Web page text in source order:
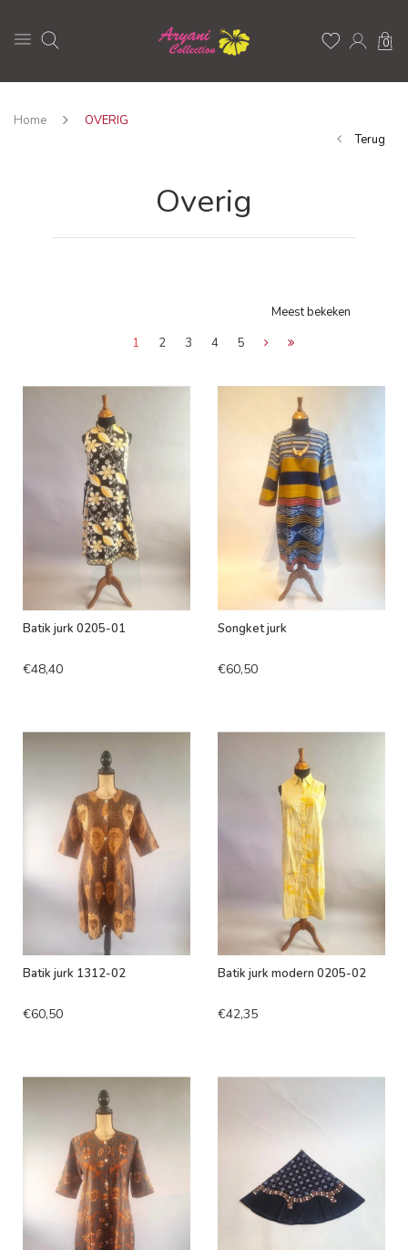
0
Home
OVERIG
Terug
Overig
Meest bekeken
1
2 3 4 5
Batik jurk 0205-01
€48,40
Songket jurk
€60,50
Batik jurk 1312-02
€60,50
Batik jurk modern 0205-02
€42,35